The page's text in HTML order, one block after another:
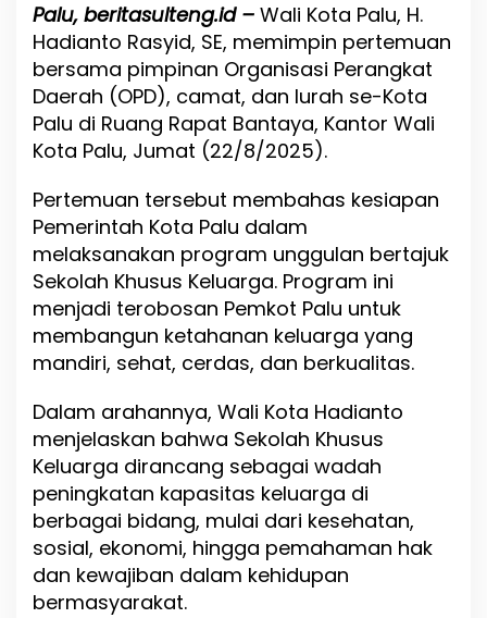
u
s
u
s
K
e
a
r
g
a
u
n
t
u
W
u
j
u
d
k
a
n
M
Palu, beritasulteng.id – Wali Kota Palu, H.
Hadianto Rasyid, SE, memimpin pertemuan
bersama pimpinan Organisasi Perangkat
Daerah (OPD), camat, dan lurah se-Kota
Palu di Ruang Rapat Bantaya, Kantor Wali
Kota Palu, Jumat (22/8/2025).
Pertemuan tersebut membahas kesiapan
Pemerintah Kota Palu dalam
melaksanakan program unggulan bertajuk
Sekolah Khusus Keluarga. Program ini
menjadi terobosan Pemkot Palu untuk
membangun ketahanan keluarga yang
mandiri, sehat, cerdas, dan berkualitas.
Dalam arahannya, Wali Kota Hadianto
menjelaskan bahwa Sekolah Khusus
Keluarga dirancang sebagai wadah
peningkatan kapasitas keluarga di
berbagai bidang, mulai dari kesehatan,
sosial, ekonomi, hingga pemahaman hak
dan kewajiban dalam kehidupan
bermasyarakat.